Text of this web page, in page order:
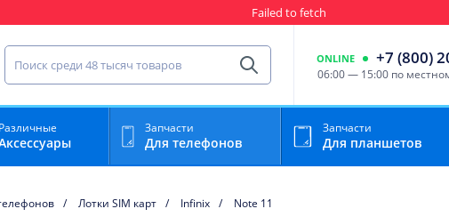
Failed to fetch
Найти запчасть для мобильного устройства
Найти
+7 (800)
ONLINE
06:00 — 15:00 по
Различные Запчасти
Для телефонов
Запчасти
Для планшетов
Лотки SIM карт Infinix Note 11